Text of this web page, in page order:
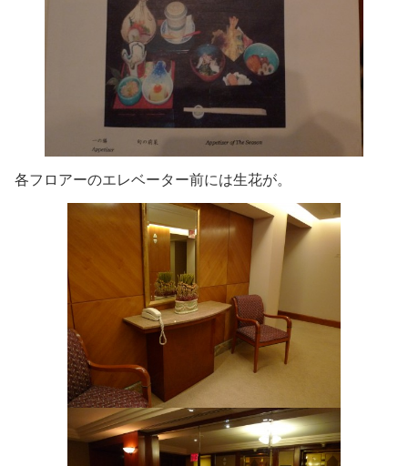
各フロアーのエレベーター前には生花が。